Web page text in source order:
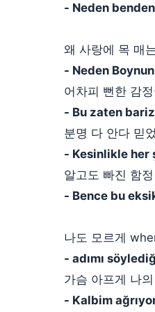
- Neden
왜 사랑에 목 매
- Neden
어차피 뻔한 감
- Bu zaten
분명 다 안다 믿
- Kesinlikle her
알고도 빠진 함
- Bence bu
나도 모르게
- adımı
가슴 아프게 나
- Kalbim